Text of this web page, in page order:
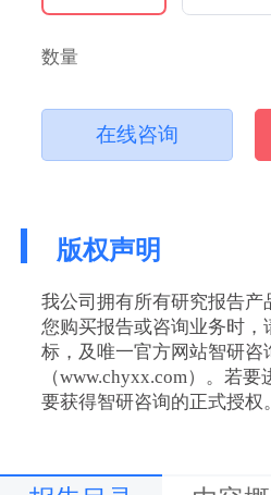
数量
在线咨询
版权声明
我公司拥有所有研究报告产
您购买报告或咨询业务时，
标，及唯一官方网站智研咨
（www.chyxx.com）。若
要获得智研咨询的正式授权。